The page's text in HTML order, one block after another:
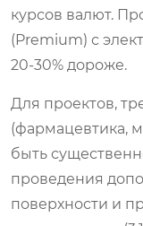
курсов валют.
(Premium) с
20-30% дороже.
Для проектов,
(фармацевтика,
быть
проведения
поверхности и